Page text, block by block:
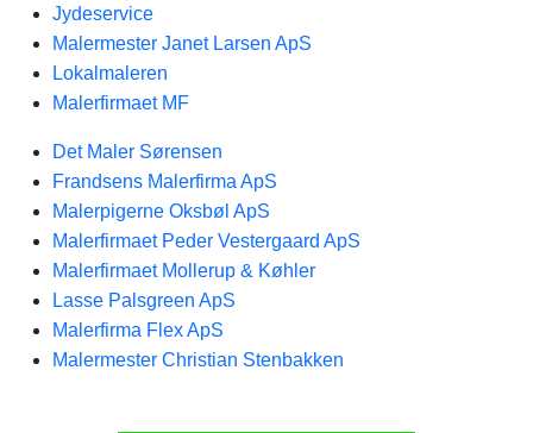
Jydeservice
Malermester Janet Larsen ApS
Lokalmaleren
Malerfirmaet MF
Det Maler Sørensen
Frandsens Malerfirma ApS
Malerpigerne Oksbøl ApS
Malerfirmaet Peder Vestergaard ApS
Malerfirmaet Mollerup & Køhler
Lasse Palsgreen ApS
Malerfirma Flex ApS
Malermester Christian Stenbakken